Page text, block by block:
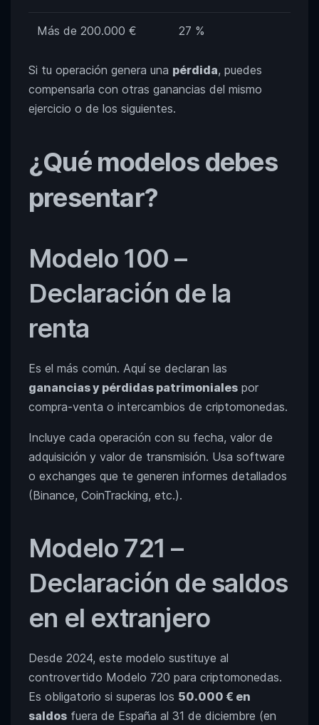
Más de 200.000 € 27 %
Si tu operación genera una pérdida, puedes
compensarla con otras ganancias del mismo
ejercicio o de los siguientes.
¿Qué modelos debes
presentar?
Modelo 100 –
Declaración de la
renta
Es el más común. Aquí se declaran las
ganancias y pérdidas patrimoniales por
compra-venta o intercambios de criptomonedas.
Incluye cada operación con su fecha, valor de
adquisición y valor de transmisión. Usa software
o exchanges que te generen informes detallados
(Binance, CoinTracking, etc.).
Modelo 721 –
Declaración de saldos
en el extranjero
Desde 2024, este modelo sustituye al
controvertido Modelo 720 para criptomonedas.
Es obligatorio si superas los 50.000 € en
saldos fuera de España al 31 de diciembre (en